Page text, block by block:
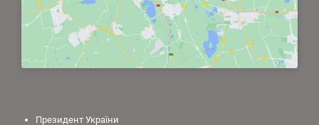
Президент України